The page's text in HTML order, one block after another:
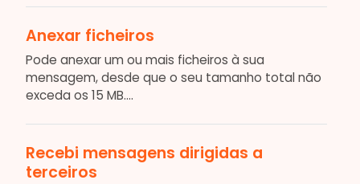
Anexar ficheiros
Pode anexar um ou mais ficheiros à sua
mensagem, desde que o seu tamanho total não
exceda os 15 MB....
Recebi mensagens dirigidas a
terceiros